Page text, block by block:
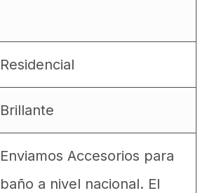
Residencial
Brillante
Enviamos Accesorios para
baño a nivel nacional. El